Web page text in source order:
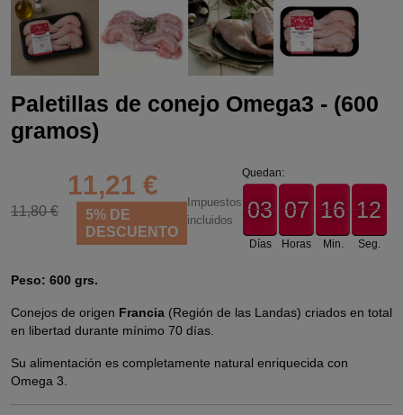
Paletillas de conejo Omega3 - (600
gramos)
11,80 €
11,21 €
5% DE
DESCUENTO
Impuestos
incluidos
Quedan:
03
03
00
Días
07
07
00
Horas
16
16
00
Min.
11
12
Seg.
Peso: 600 grs.
Conejos de origen Francia (Región de las Landas) criados en total
en libertad durante mínimo 70 días.
Su alimentación es completamente natural enriquecida con
Omega 3.